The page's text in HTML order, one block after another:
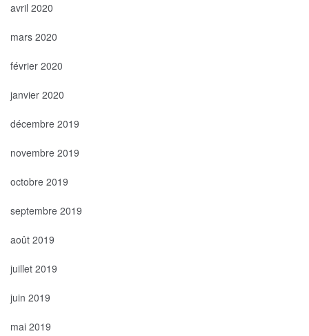
avril 2020
mars 2020
février 2020
janvier 2020
décembre 2019
novembre 2019
octobre 2019
septembre 2019
août 2019
juillet 2019
juin 2019
mai 2019